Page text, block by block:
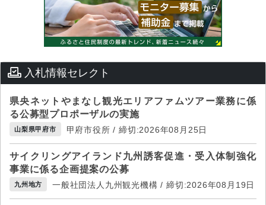
入札情報セレクト
県央ネットやまなし観光エリアファムツアー業務に係
る公募型プロポーザルの実施
山梨県甲府市 甲府市役所 / 締切:2026年08月25日
サイクリングアイランド九州誘客促進・受入体制強化
事業に係る企画提案の公募
九州地方 一般社団法人九州観光機構 / 締切:2026年08月19日